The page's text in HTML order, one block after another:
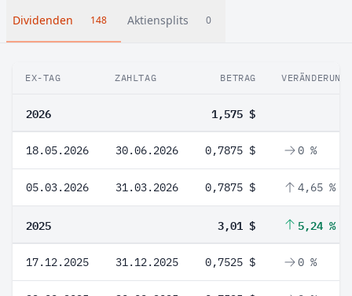
Dividenden 148 Aktiensplits 0
EX-TAG ZAHLTAG BETRAG VERÄNDERUNG
2026 1,575 $
18.05.2026 30.06.2026 0,7875 $ 0 %
05.03.2026 31.03.2026 0,7875 $ 4,65 %
2025 3,01 $ 5,24 %
17.12.2025 31.12.2025 0,7525 $ 0 %